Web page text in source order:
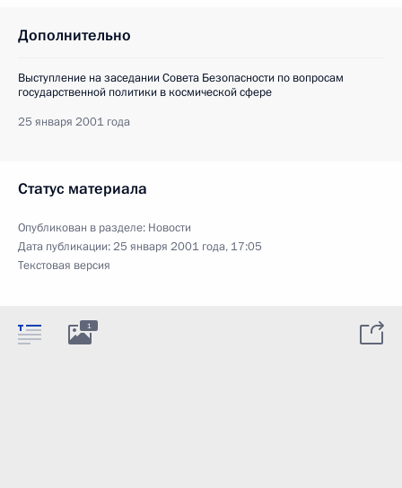
Дополнительно
Выступление на заседании Совета Безопасности по вопросам
государственной политики в космической сфере
25 января 2001 года
Статус материала
Опубликован в разделе: Новости
Дата публикации:25 января 2001 года, 17:05
Текстовая версия
1